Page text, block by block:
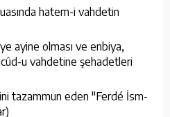
hatem-i vahdetin
ayine olması ve enbiya,
u vahdetine şehadetleri
tazammun eden "Ferdé İsm-